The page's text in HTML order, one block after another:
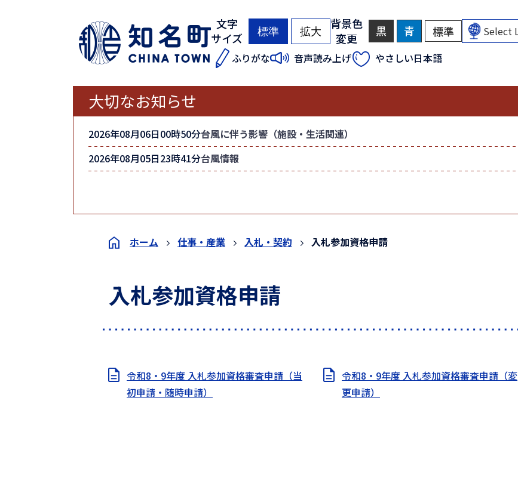
文字
サイズ
標準
（
期
拡大
（
期
背景色
変更
黒
景
色
を
色
る
青
景
色
を
色
る
標準
景
に
ふりがな 音声読み上げ やさしい日本語
大切なお知らせ
2026年08月06日00時50分台風に伴う影響（施設・生活関連）
2026年08月05日23時41分台風情報
ホーム 仕事・産業 入札・契約 入札参加資格申請
入札参加資格申請
令和8・9年度 入札参加資格審査申請（当
初申請・随時申請）
令和8・9年度 入札参加資格審査申請（変
更申請）